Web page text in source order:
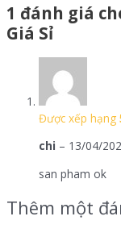
1 đánh giá
Giá Sỉ
Được xếp hạng
chi – 13/04/
san pham ok
Thêm một